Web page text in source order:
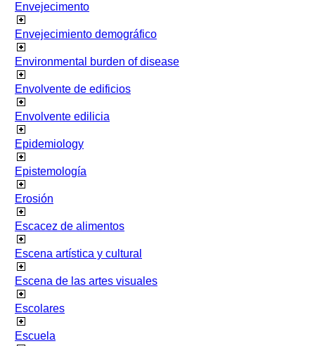
Envejecimento
Envejecimiento demográfico
Environmental burden of disease
Envolvente de edificios
Envolvente edilicia
Epidemiology
Epistemología
Erosión
Escacez de alimentos
Escena artística y cultural
Escena de las artes visuales
Escolares
Escuela